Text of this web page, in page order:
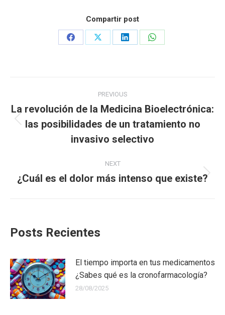
Compartir post
Share
Share
Share
Share
navigation
PREVIOUS
Previous
post:
La revolución de la Medicina Bioelectrónica:
las posibilidades de un tratamiento no
invasivo selectivo
NEXT
Next
¿Cuál es el dolor más intenso que existe?
Posts Recientes
El tiempo importa en tus medicamentos
¿Sabes qué es la cronofarmacología?
28/08/2025